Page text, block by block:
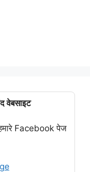
वेबसाइट
Facebook पेज